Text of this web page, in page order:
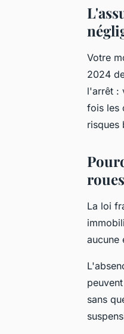
Votre
2024
l'arrêt :
fois les
risques
La loi
aucune
sans